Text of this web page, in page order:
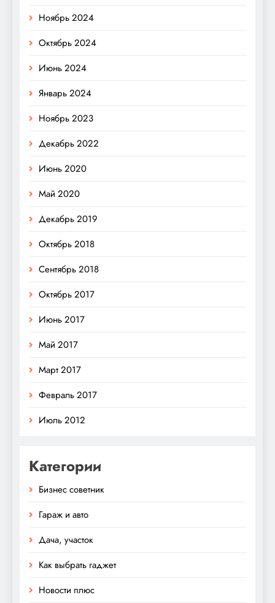
Ноябрь 2024
Октябрь 2024
Июнь 2024
Январь 2024
Ноябрь 2023
Декабрь 2022
Июнь 2020
Май 2020
Декабрь 2019
Октябрь 2018
Сентябрь 2018
Октябрь 2017
Июнь 2017
Май 2017
Март 2017
Февраль 2017
Июль 2012
Категории
Бизнес советник
Гараж и авто
Дача, участок
Как выбрать гаджет
Новости плюс